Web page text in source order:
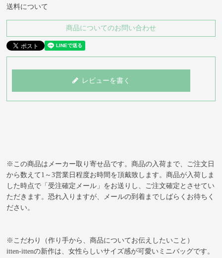
送料について
商品についてのお問い合わせ
レビューを書く
※この商品はメーカー取り寄せ品です。商品の入荷まで、ご注文日
から数えて1～3営業日程度お時間を頂戴致します。商品が入荷しま
した時点で「受注確定メール」をお送りし、ご注文確定とさせてい
ただきます。恐れ入りますが、メールの到着までしばらくお待ちく
ださい。
※こだわり（作り手から、商品についてお伝えしたいこと）
itten-ittenの新作は、女性らしいサイズ感が可愛いミニバッグです。